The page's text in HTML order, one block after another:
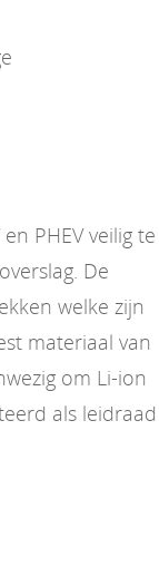
PHEV veilig te
De
welke zijn
materiaal van
om Li-ion
als leidraad